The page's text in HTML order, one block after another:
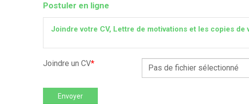
Postuler en ligne
Joindre votre CV, Lettre de motivations et les copies
Joindre un CV* Pas de fichier sélectionné
Envoyer